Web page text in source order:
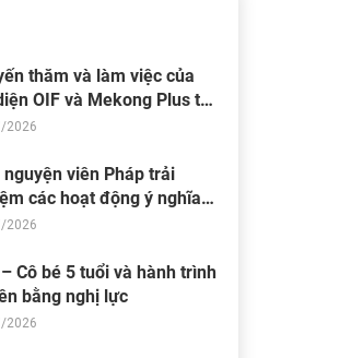
thăm và làm việc của
OIF và Mekong Plus tại
đồng dự án
2026
nguyện viên Pháp trải
các hoạt động ý nghĩa
tâm Thiện Chí
2026
Cô bé 5 tuổi và hành trình
bằng nghị lực
2026